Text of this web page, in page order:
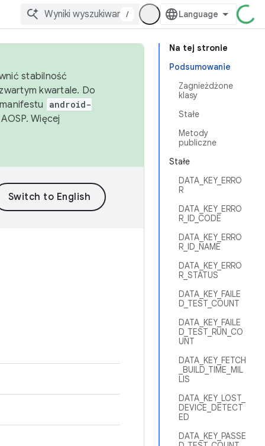
/
Na tej stronie
Podsumowanie
Zagnieżdżone
klasy
Stałe
Metody
publiczne
Stałe
DATA_KEY_ERRO
R
DATA_KEY_ERRO
R_ID_CODE
DATA_KEY_ERRO
R_ID_NAME
DATA_KEY_ERRO
R_STATUS
DATA_KEY_FAILE
D_TEST_COUNT
DATA_KEY_FAILE
D_TEST_RUN_CO
UNT
DATA_KEY_FETCH
_BUILD_TIME_MIL
LIS
DATA_KEY_LOST_
DEVICE_DETECT
ED
DATA_KEY_PASSE
stabilność
kwartale. Do
android-
Więcej